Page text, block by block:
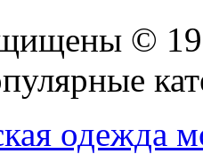
©
одежда